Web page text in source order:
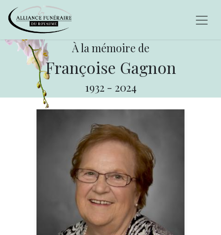
À la mémoire de
Françoise Gagnon
1932 - 2024